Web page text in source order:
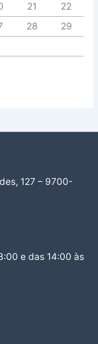
21
22
28
29
127 – 9700-
e das 14:00 às